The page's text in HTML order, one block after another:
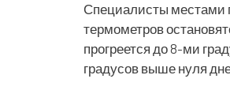
Специалисты местами
термометров
прогреется до 8-ми
градусов выше нуля